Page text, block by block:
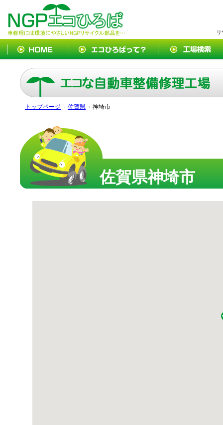
トップページ 佐賀県 神埼市
佐賀県神埼市